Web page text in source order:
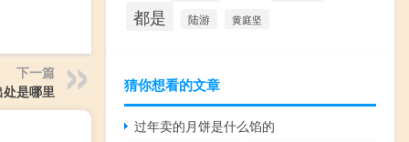
下一篇
处是哪里
都是 陆游 黄庭坚
猜你想看的文章
过年卖的月饼是什么馅的